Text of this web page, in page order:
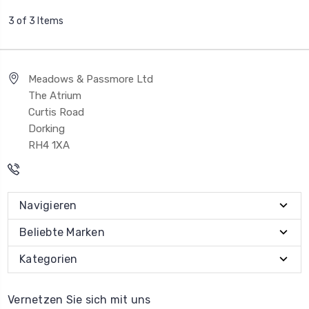
3 of 3 Items
Meadows & Passmore Ltd
The Atrium
Curtis Road
Dorking
RH4 1XA
Navigieren
Beliebte Marken
Kategorien
Vernetzen Sie sich mit uns